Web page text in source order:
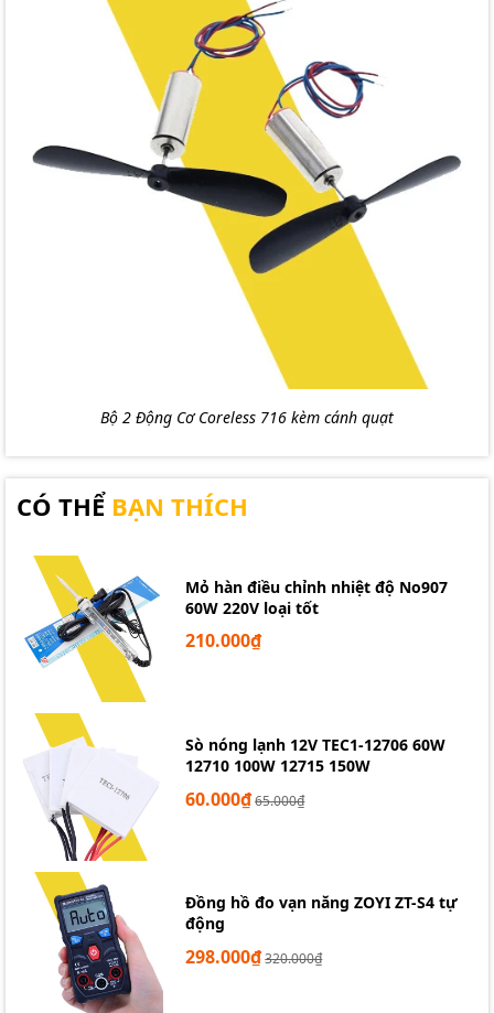
Bộ 2 Động Cơ Coreless 716 kèm cánh quạt
CÓ THỂ BẠN THÍCH
Mỏ hàn điều chỉnh nhiệt độ No907
60W 220V loại tốt
210.000₫
Sò nóng lạnh 12V TEC1-12706 60W
12710 100W 12715 150W
60.000₫65.000₫
Đồng hồ đo vạn năng ZOYI ZT-S4 tự
động
298.000₫320.000₫